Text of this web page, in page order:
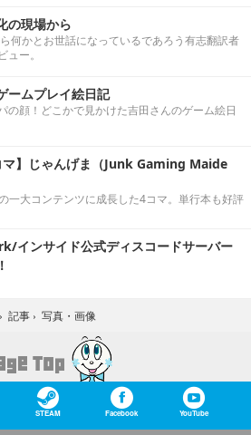
の現場から
何かとお世話になっているであろう有志翻訳者
ュー。
ームプレイ絵日記
の顔！どこかで見かけた吉田さんのゲーム絵日
マ】じゃんげま（Junk Gaming Maide
一大コンテンツに成長した4コマ。単行本も好評
インサイド公式ディスコードサーバー
› 記事 › 写真・画像
STEAM Facebook YouTube